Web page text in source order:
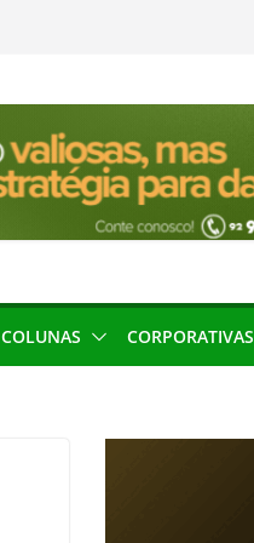
COLUNAS CORPORATIVAS